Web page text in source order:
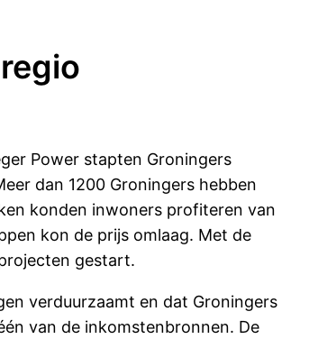
Power stapten Groningers
dan 1200 Groningers hebben
konden inwoners profiteren van
kon de prijs omlaag. Met de
gestart.
verduurzaamt en dat Groningers
van de inkomstenbronnen. De